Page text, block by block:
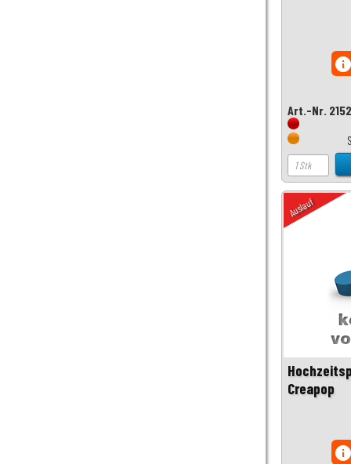
Art.-Nr.
Auslauf
Creapop